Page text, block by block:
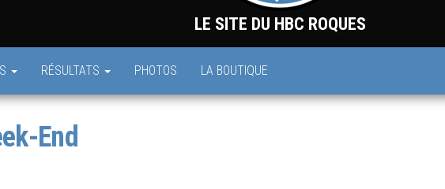
LE SITE DU HBC ROQUES
RÉSULTATS PHOTOS LA BOUTIQUE
End